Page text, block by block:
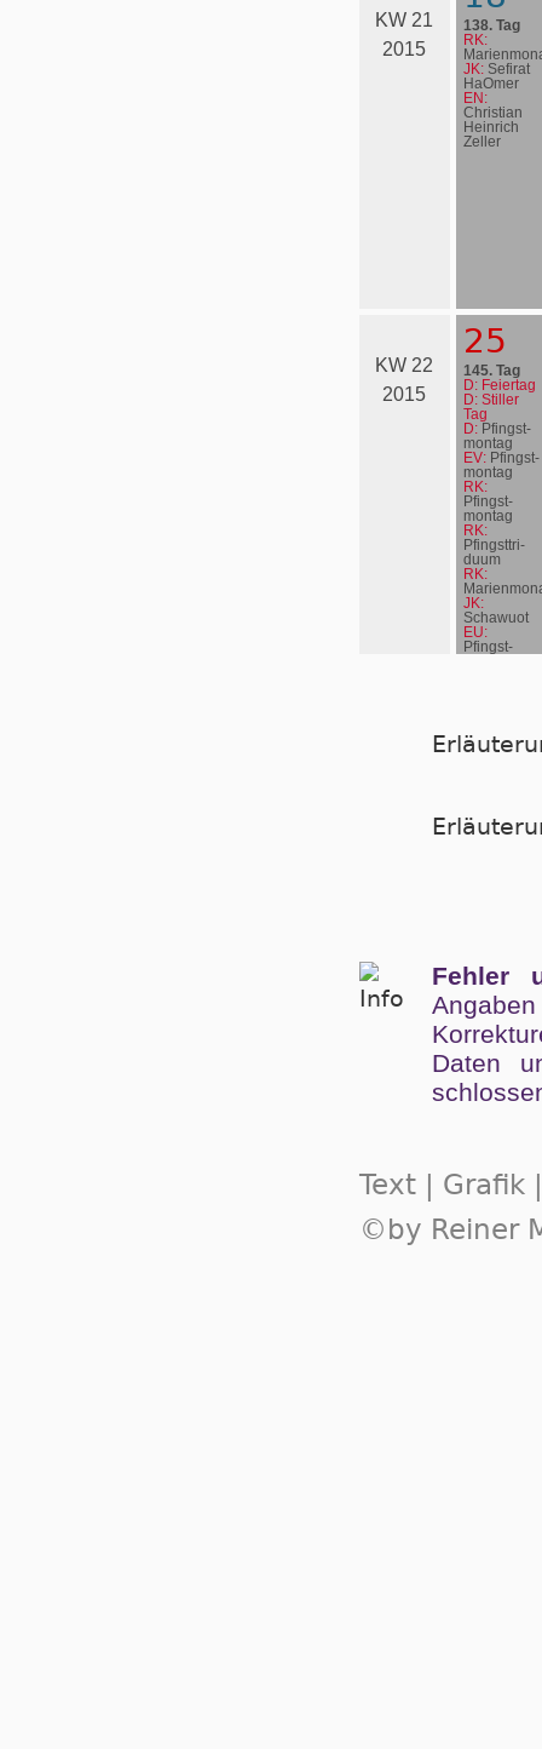
KW 21
2015
138. Tag
RK:
JK: Sefirat
HaOmer
EN:
Christian
Heinrich
Zeller
KW 22
2015
25
145. Tag
D: Feiertag
D: Stiller
Tag
D: Pfingst­
mon­tag
EV: Pfingst­
mon­tag
RK:
Pfingst­
mon­tag
RK:
Pfingst­tri­
du­um
RK:
JK:
Schawuot
EU:
Pfingst­
Fehler
Angaben
Da­ten
Text | Grafik
©by Reiner